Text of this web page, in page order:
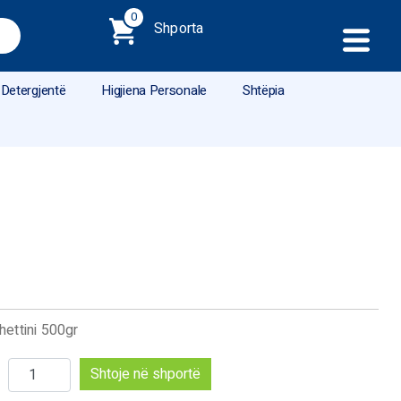
0
Shporta
Detergjentë Higjiena Personale
Shtëpia
500gr
Sasi
La
Shtoje në shportë